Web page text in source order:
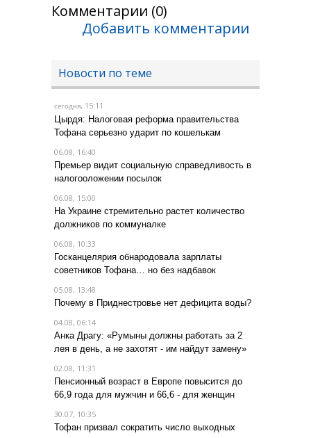
Комментарии (0)
Добавить комментарии
Новости по теме
сегодня, 15:11
Цырдя: Налоговая реформа правительства
Тофана серьезно ударит по кошелькам
06.08, 16:40
Премьер видит социальную справедливость в
налогооложении посылок
06.08, 15:00
На Украине стремительно растет количество
должников по коммуналке
06.08, 10:33
Госканцелярия обнародовала зарплаты
советников Тофана… но без надбавок
05.08, 13:48
Почему в Приднестровье нет дефицита воды?
04.08, 06:14
Анка Драгу: «Румыны должны работать за 2
лея в день, а не захотят - им найдут замену»
02.08, 11:31
Пенсионный возраст в Европе повысится до
66,9 года для мужчин и 66,6 - для женщин
30.07, 10:35
Тофан призвал сократить число выходных